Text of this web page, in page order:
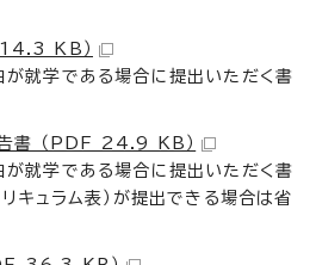
KB）
が就学である場合に提出いただく書
告書 （PDF 24.9 KB）
が就学である場合に提出いただく書
リキュラム表）が提出できる場合は省